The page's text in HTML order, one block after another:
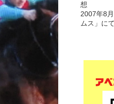
想
2007年8
ムス」に